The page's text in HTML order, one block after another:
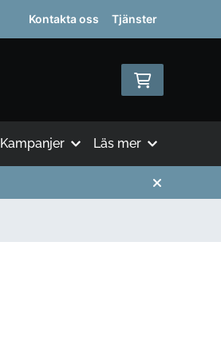
Kontakta oss Tjänster
Kampanjer Läs mer